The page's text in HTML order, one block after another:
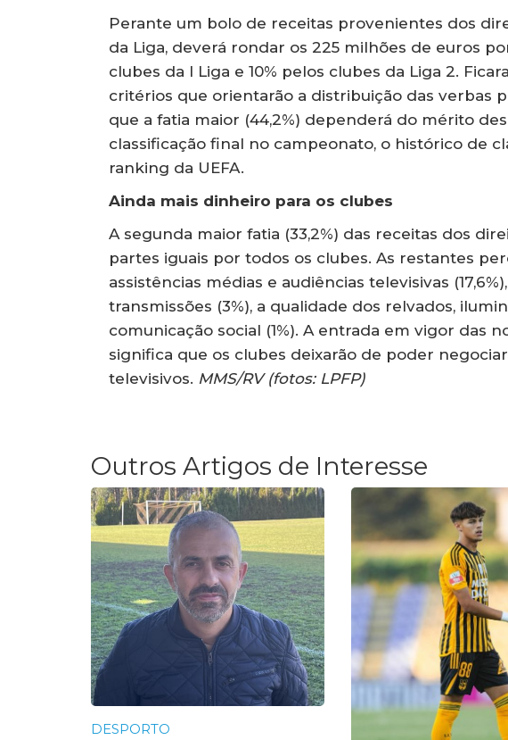
Perante um bolo de receitas provenientes dos
da Liga, deverá rondar os 225 milhões de euros
clubes da I Liga e 10% pelos clubes da Liga 2.
critérios que orientarão a distribuição das verbas
que a fatia maior (44,2%) dependerá do mérito
classificação final no campeonato, o histórico de
ranking da UEFA.
Ainda mais dinheiro para os clubes
A segunda maior fatia (33,2%) das receitas dos
partes iguais por todos os clubes. As restantes
assistências médias e audiências televisivas
transmissões (3%), a qualidade dos relvados,
comunicação social (1%). A entrada em vigor das
significa que os clubes deixarão de poder
televisivos. MMS/RV (fotos: LPFP)
Outros Artigos de Interesse
DESPORTO